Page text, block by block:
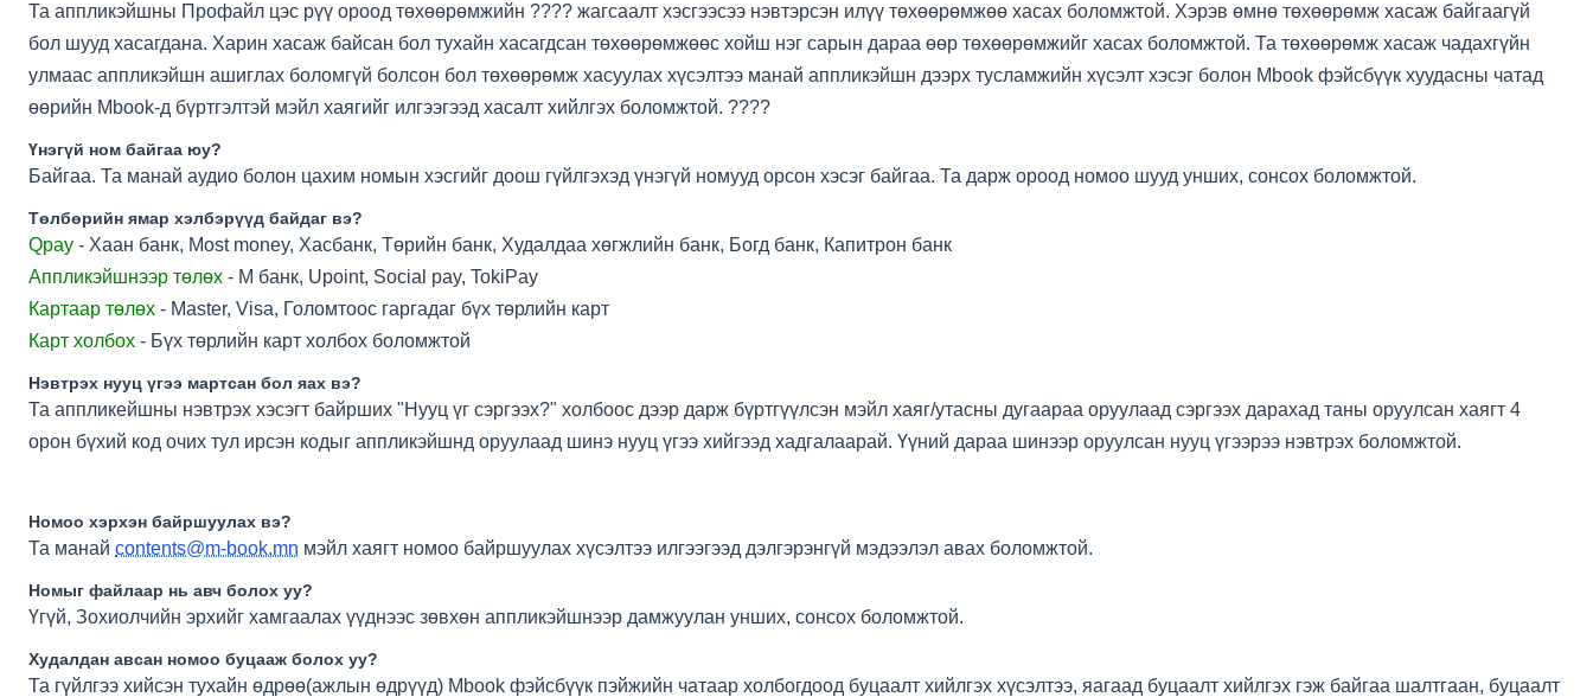
Та аппликэйшны Профайл цэс рүү ороод төхөөрөмжийн ???? жагсаалт хэсгээсээ нэвтэрсэн илүү төхөөрөмжөө хасах боломжтой. Хэрэв өмнө төхөөрөмж хасаж байгаагүй
бол шууд хасагдана. Харин хасаж байсан бол тухайн хасагдсан төхөөрөмжөөс хойш нэг сарын дараа өөр төхөөрөмжийг хасах боломжтой. Та төхөөрөмж хасаж чадахгүйн
улмаас аппликэйшн ашиглах боломгүй болсон бол төхөөрөмж хасуулах хүсэлтээ манай аппликэйшн дээрх тусламжийн хүсэлт хэсэг болон Mbook фэйсбүүк хуудасны чатад
өөрийн Mbook-д бүртгэлтэй мэйл хаягийг илгээгээд хасалт хийлгэх боломжтой. ????
Үнэгүй ном байгаа юу?
Байгаа. Та манай аудио болон цахим номын хэсгийг доош гүйлгэхэд үнэгүй номууд орсон хэсэг байгаа. Та дарж ороод номоо шууд унших, сонсох боломжтой.
Төлбөрийн ямар хэлбэрүүд байдаг вэ?
Qpay - Хаан банк, Most money, Хасбанк, Төрийн банк, Худалдаа хөгжлийн банк, Богд банк, Капитрон банк
Аппликэйшнээр төлөх - М банк, Upoint, Social pay, TokiPay
Картаар төлөх - Master, Visa, Голомтоос гаргадаг бүх төрлийн карт
Карт холбох - Бүх төрлийн карт холбох боломжтой
Нэвтрэх нууц үгээ мартсан бол яах вэ?
Та аппликейшны нэвтрэх хэсэгт байрших "Нууц үг сэргээх?" холбоос дээр дарж бүртгүүлсэн мэйл хаяг/утасны дугаараа оруулаад сэргээх дарахад таны оруулсан хаягт 4
орон бүхий код очих тул ирсэн кодыг аппликэйшнд оруулаад шинэ нууц үгээ хийгээд хадгалаарай. Үүний дараа шинээр оруулсан нууц үгээрээ нэвтрэх боломжтой.
Номоо хэрхэн байршуулах вэ?
Та манай contents@m-book.mn мэйл хаягт номоо байршуулах хүсэлтээ илгээгээд дэлгэрэнгүй мэдээлэл авах боломжтой.
Номыг файлаар нь авч болох уу?
Үгүй, Зохиолчийн эрхийг хамгаалах үүднээс зөвхөн аппликэйшнээр дамжуулан унших, сонсох боломжтой.
Худалдан авсан номоо буцааж болох уу?
Та гүйлгээ хийсэн тухайн өдрөө(ажлын өдрүүд) Mbook фэйсбүүк пэйжийн чатаар холбогдоод буцаалт хийлгэх хүсэлтээ, яагаад буцаалт хийлгэх гэж байгаа шалтгаан, буцаалт